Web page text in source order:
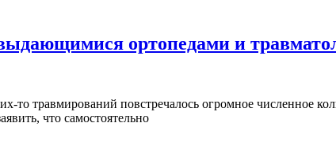
ортопедами и
то травмирований повстречалось огромное численное
что самостоятельно